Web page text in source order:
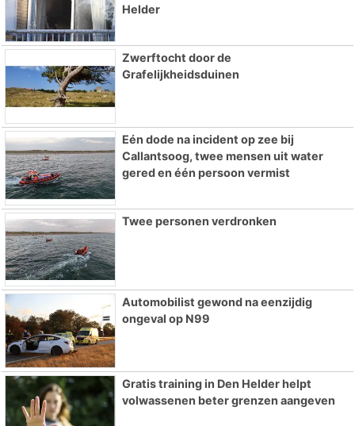
Helder
Zwerftocht door de
Grafelijkheidsduinen
Eén dode na incident op zee bij
Callantsoog, twee mensen uit water
gered en één persoon vermist
Twee personen verdronken
Automobilist gewond na eenzijdig
ongeval op N99
Gratis training in Den Helder helpt
volwassenen beter grenzen aangeven